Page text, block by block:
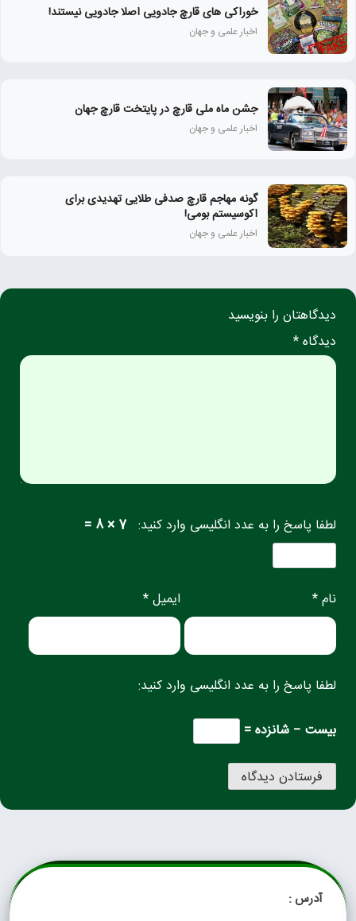
خوراکی های قارچ جادویی اصلا جادویی نیستند!
اخبار علمی و جهان
جشن ماه ملی قارچ در پایتخت قارچ جهان
اخبار علمی و جهان
گونه مهاجم قارچ صدفی طلایی تهدیدی برای
اکوسیستم بومی!
اخبار علمی و جهان
دیدگاهتان را بنویسید
دیدگاه *
لطفا پاسخ را به عدد انگلیسی وارد کنید: 7 × 8 =
نام * ایمیل *
لطفا پاسخ را به عدد انگلیسی وارد کنید:
بیست − شانزده =
آدرس :